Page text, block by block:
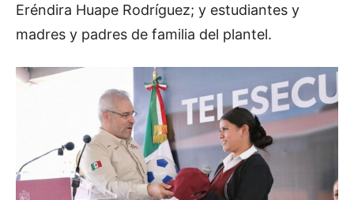
Eréndira Huape Rodríguez; y estudiantes y
madres y padres de familia del plantel.